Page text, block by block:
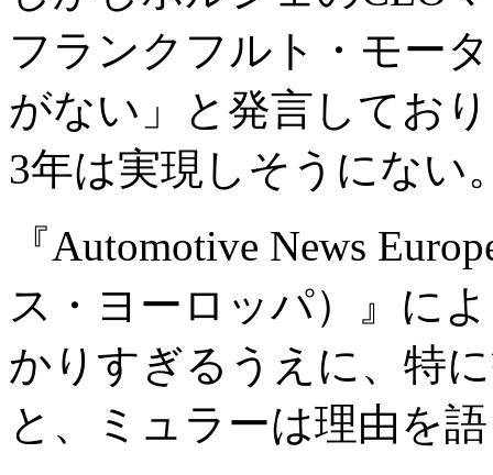
フランクフルト・モー
がない」と発言してお
3年は実現しそうにない
『Automotive News
ス・ヨーロッパ）』に
かりすぎるうえに、特
と、ミュラーは理由を